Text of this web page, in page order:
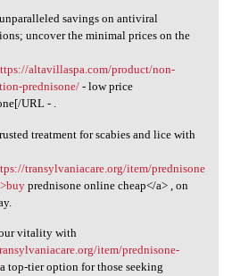
savings
savings on antiviral
uncover the minimal prices on the
altavillaspa.com/product/non-
prednisone/- low price
URL - .
treatment for scabies and lice with
transylvaniacare.org/item/prednisone
prednisone online cheap</a> , on
vitality with
item/prednisone-
top-tier option for those seeking